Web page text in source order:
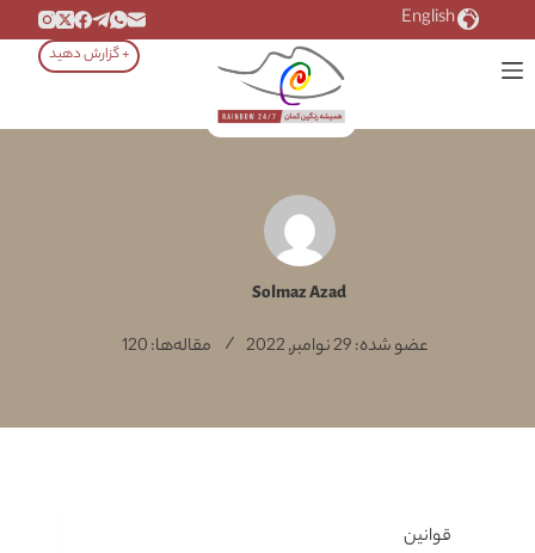
به
محتوا
English
+ گزارش دهید
Solmaz Azad
عضو شده: 29 نوامبر, 2022 مقاله‌ها: 120
قوانین